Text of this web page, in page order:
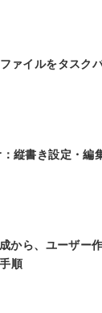
ァイルをタスク
縦書き設定・編
から、ユーザー
順